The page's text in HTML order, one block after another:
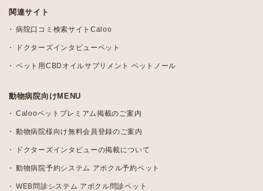
関連サイト
病院口コミ検索サイトCaloo
ドクターズインタビューペット
ペット用CBDオイルサプリメント ペットノール
動物病院向けMENU
Calooペットプレミアム掲載のご案内
動物病院様向け無料会員登録のご案内
ドクターズインタビューの掲載について
動物病院予約システム アポクル予約ペット
WEB問診システム アポクル問診ペット